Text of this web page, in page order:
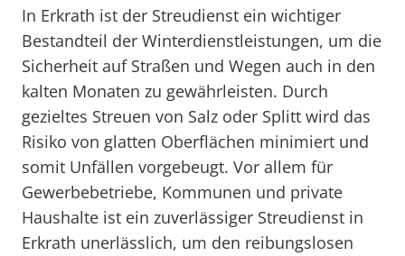
In Erkrath ist der Streudienst ein wichtiger
Bestandteil der Winterdienstleistungen, um die
Sicherheit auf Straßen und Wegen auch in den
kalten Monaten zu gewährleisten. Durch
gezieltes Streuen von Salz oder Splitt wird das
Risiko von glatten Oberflächen minimiert und
somit Unfällen vorgebeugt. Vor allem für
Gewerbebetriebe, Kommunen und private
Haushalte ist ein zuverlässiger Streudienst in
Erkrath unerlässlich, um den reibungslosen